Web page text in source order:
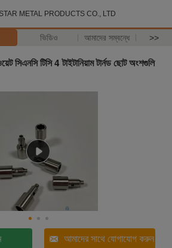
METAL PRODUCTS CO., LTD
ভিডিও আমাদের সম্বন্ধে >>
সিএনসি টিসি 4 টাইটানিয়াম টার্নড ছোট অংশগুলি
আমাদের সাথে যোগাযোগ করুন